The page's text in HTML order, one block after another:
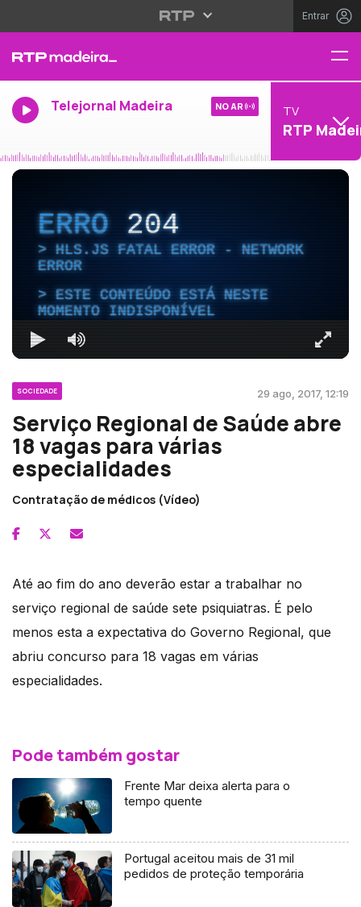
Entrar
Telejornal Madeira NO AR TV
RTP
ERRO204
HLS.JS FATAL ERROR - NETWORK
ERROR
ESTE CONTEÚDO ESTÁ NESTE
MOMENTO INDISPONÍVEL
SOCIEDADE 29 ago, 2017, 12:19
Serviço Regional de Saúde abre
18 vagas para várias
especialidades
Contratação de médicos (Vídeo)
Até ao fim do ano deverão estar a trabalhar no
serviço regional de saúde sete psiquiatras. É pelo
menos esta a expectativa do Governo Regional, que
abriu concurso para 18 vagas em várias
especialidades.
Pode também gostar
Frente Mar deixa alerta para o
tempo quente
Portugal aceitou mais de 31 mil
pedidos de proteção temporária